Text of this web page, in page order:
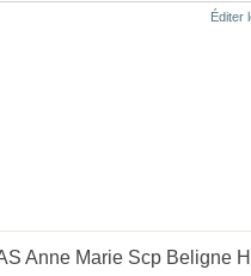
Éditer
Anne Marie Scp Beligne